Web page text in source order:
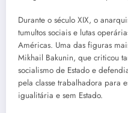
Durante o século XIX, o
tumultos sociais e lutas
Américas. Uma das figuras
Mikhail Bakunin, que criticou
socialismo de Estado e
pela classe trabalhadora para
igualitária e sem Estado.